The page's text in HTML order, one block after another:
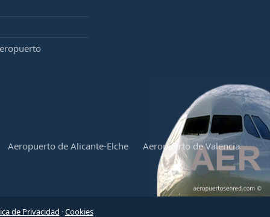
Aeropuerto de Alicante-Elche Aeropuerto de Valencia
de Privacidad ·Cookies